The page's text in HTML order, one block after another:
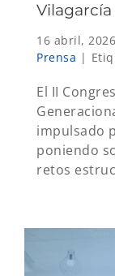
Vilagarcía
16 abril, 2026
Prensa |
El II
impulsado
poniendo
retos